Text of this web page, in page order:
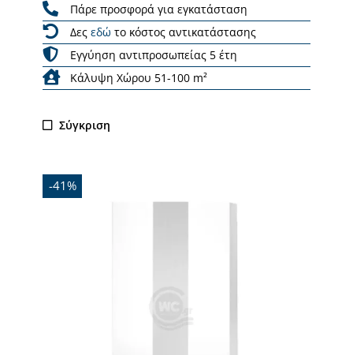
Πάρε προσφορά για εγκατάσταση
Δες εδώ το κόστος αντικατάστασης
Εγγύηση αντιπροσωπείας 5 έτη
Κάλυψη Χώρου 51-100 m²
Σύγκριση
-41%